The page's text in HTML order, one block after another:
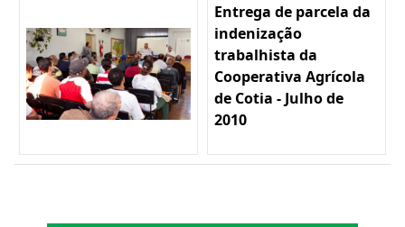
Entrega de parcela da
indenização
trabalhista da
Cooperativa Agrícola
de Cotia - Julho de
2010